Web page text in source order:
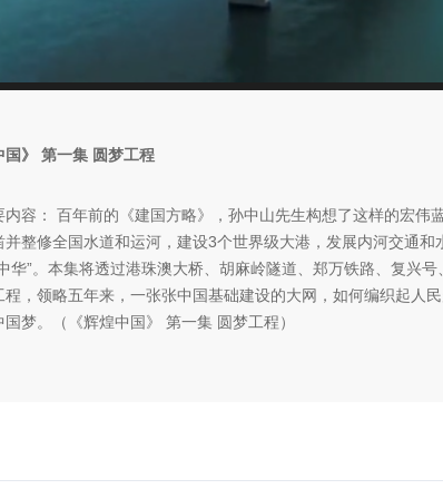
国》 第一集 圆梦工程
内容： 百年前的《建国方略》，孙中山先生构想了这样的宏伟
并整修全国水道和运河，建设3个世界级大港，发展内河交通
华”。本集将透过港珠澳大桥、胡麻岭隧道、郑万铁路、复兴
程，领略五年来，一张张中国基础建设的大网，如何编织起人
国梦。（《辉煌中国》 第一集 圆梦工程）